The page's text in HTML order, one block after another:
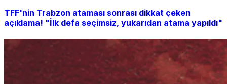
TFF'nin Trabzon ataması sonrası dikkat çeken
açıklama! "İlk defa seçimsiz, yukarıdan atama yapıldı"